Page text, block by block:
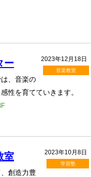
2023年12月18日
音楽教室
ー
、音楽の
性を育てていきます。
2023年10月8日
学習塾
室
創造力豊